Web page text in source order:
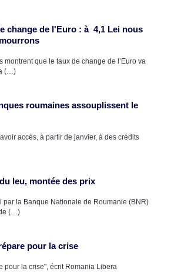
change de l'Euro : à 4,1 Lei nous
montrent que le taux de change de l’Euro va
(…)
roumaines assouplissent le
accès, à partir de janvier, à des crédits
leu, montée des prix
par la Banque Nationale de Roumanie (BNR)
(…)
pour la crise
pour la crise", écrit Romania Libera